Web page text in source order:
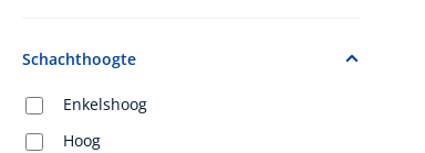
Schachthoogte
Enkelshoog
Hoog